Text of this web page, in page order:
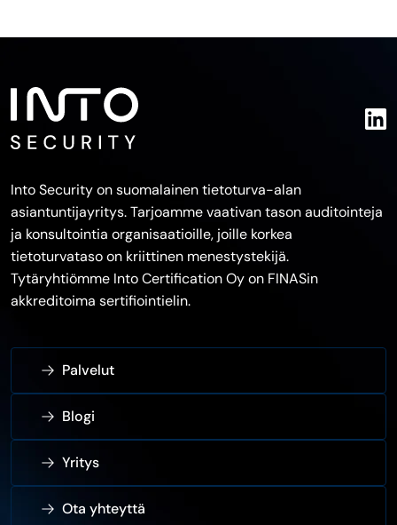
Into Security on suomalainen tietoturva-alan
asiantuntijayritys. Tarjoamme vaativan tason auditointeja
ja konsultointia organisaatioille, joille korkea
tietoturvataso on kriittinen menestystekijä.
Tytäryhtiömme Into Certification Oy on FINASin
akkreditoima sertifiointielin.
Palvelut
Blogi
Yritys
Ota yhteyttä